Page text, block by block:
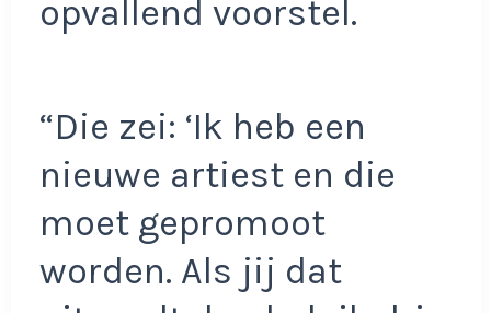
opvallend voorstel.
“Die zei: ‘Ik heb een
nieuwe artiest en die
moet gepromoot
worden. Als jij dat